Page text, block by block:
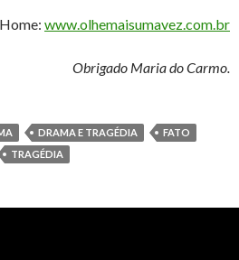
Home: www.olhemaisumavez.com.br
Obrigado Maria do Carmo.
DRAMA E TRAGÉDIA
FATO
TRAGÉDIA